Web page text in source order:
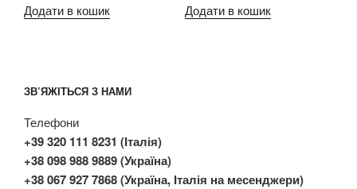
Додати в кошик
Додати в кошик
ЗВ’ЯЖІТЬСЯ З НАМИ
Телефони
+39 320 111 8231 (Італія)
+38 098 988 9889 (Україна)
+38 067 927 7868 (Україна, Італія на месенджери)